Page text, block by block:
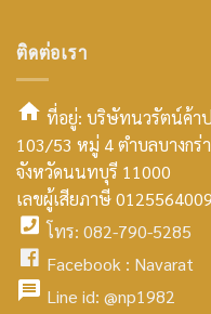
ติดต่อเรา
smt2
home
icon
ที่อยู่: บริษัทนวรัตน์ค้าป
103/53 หมู่ 4 ตำบลบางกร่
จังหวัดนนทบุรี 11000
เลขผู้เสียภาษี
facebook
icon
โทร: 082-790-5285
facebook
Facebook : Navarat
Line id: @np1982